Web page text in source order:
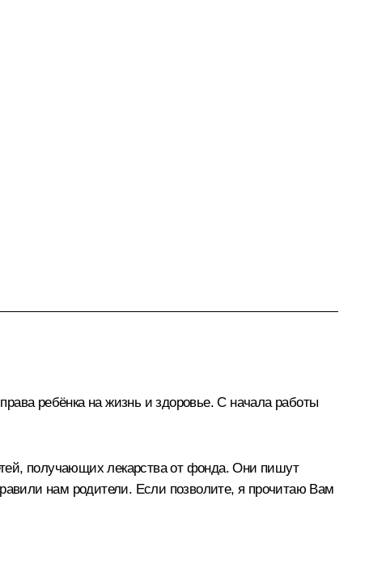
ребёнка на жизнь и здоровье. С начала работы
получающих лекарства от фонда. Они пишут
нам родители. Если позволите, я прочитаю Вам